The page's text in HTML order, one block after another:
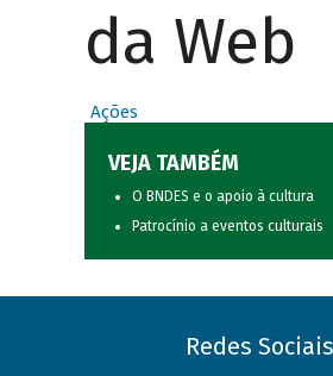
da Web
Ações
VEJA TAMBÉM
O BNDES e o apoio à cultura
Patrocínio a eventos culturais
Redes Sociais